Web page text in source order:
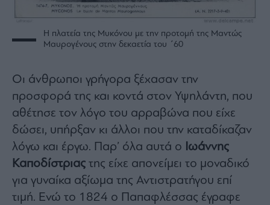
Η πλατεία της Μυκόνου με την προτομή της Μαντώς
Μαυρογένους στην δεκαετία του ΄60
Οι άνθρωποι γρήγορα ξέχασαν την
προσφορά της και κοντά στον Υψηλάντη, που
αθέτησε τον λόγο του αρραβώνα που είχε
δώσει, υπήρξαν κι άλλοι που την καταδίκαζαν
λόγω και έργω. Παρ’ όλα αυτά ο Ιωάννης
Καποδίστριας της είχε απονείμει το μοναδικό
για γυναίκα αξίωμα της Αντιστρατήγου επί
τιμή. Ενώ το 1824 ο Παπαφλέσσας έγραφε